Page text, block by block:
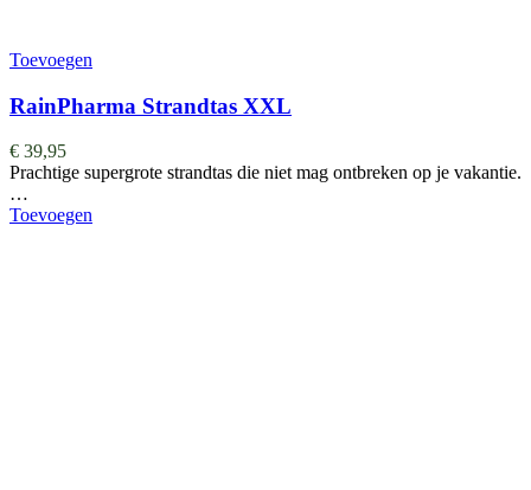
Toevoegen
RainPharma Strandtas XXL
€ 39,95
Prachtige supergrote strandtas die niet mag ontbreken op je vakantie.
…
Toevoegen